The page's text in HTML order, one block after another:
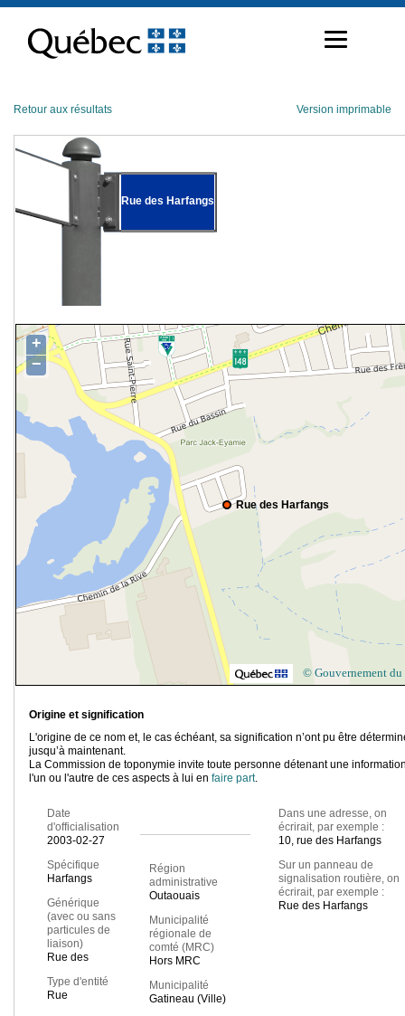
contenu
Retour aux résultats Version imprimable
Rue des Harfangs
Rue des Harfangs
+
−
© Gouvernement du
Origine et signification
L'origine de ce nom et, le cas échéant, sa signification n’ont pu être
jusqu’à maintenant.
La Commission de toponymie invite toute personne détenant une
l'un ou l'autre de ces aspects à lui en faire part.
Date
d'officialisation
2003-02-27
Spécifique
Harfangs
Générique
(avec ou sans
particules de
liaison)
Rue des
Type d'entité
Rue
Région
administrative
Outaouais
Municipalité
régionale de
comté (MRC)
Hors MRC
Municipalité
Gatineau (Ville)
Dans une adresse, on
écrirait, par exemple :
10, rue des Harfangs
Sur un panneau de
signalisation routière, on
écrirait, par exemple :
Rue des Harfangs